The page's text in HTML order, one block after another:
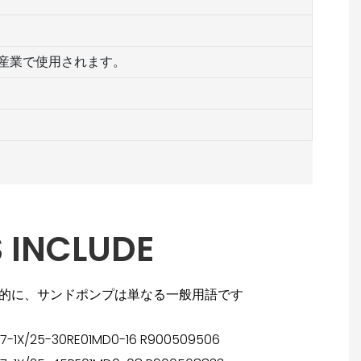
で使用されます。
INCLUDE
に、サンドポンプは単なる一般用語です
1X/25-30RE01MD0-16 R900509506